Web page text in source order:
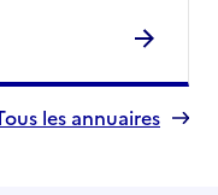
les annuaires